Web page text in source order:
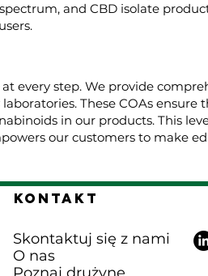
and CBD isolate
every step. We provide
These COAs ensure
in our products. This
our customers to make
Kontakt
Skontaktuj się z nami
O nas